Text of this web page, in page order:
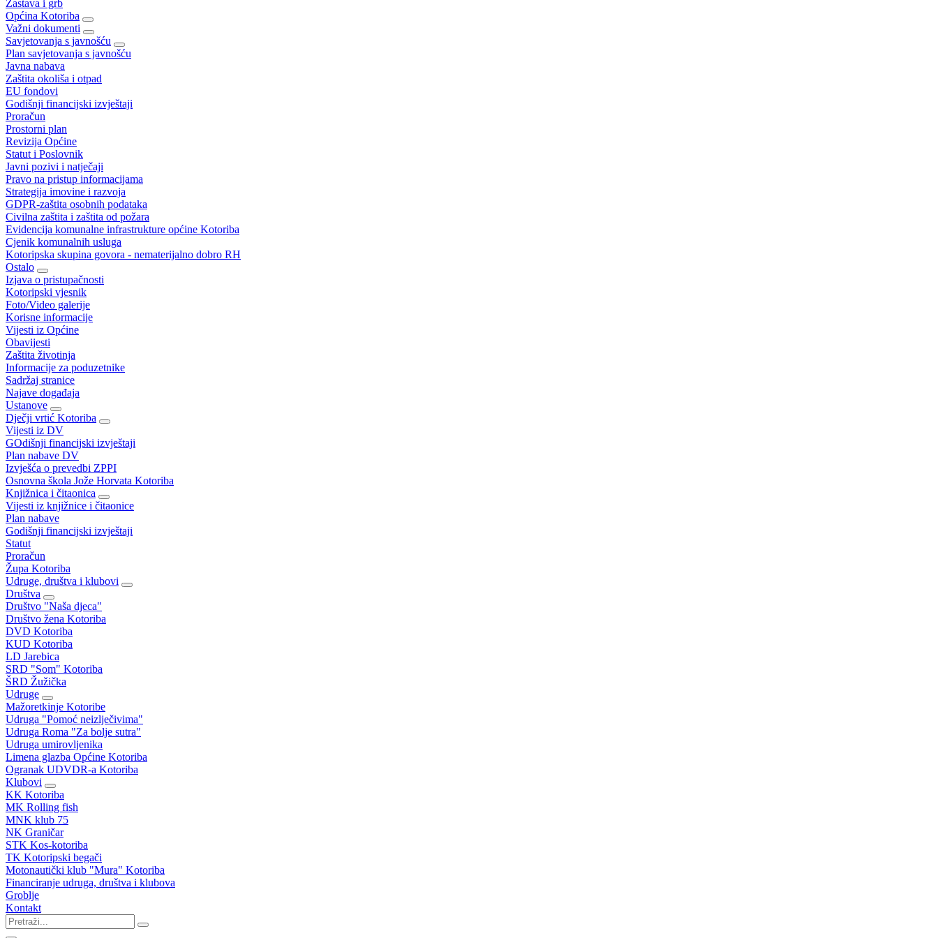
Zastava i grb
Općina Kotoriba
Važni dokumenti
Savjetovanja s javnošću
Plan savjetovanja s javnošću
Javna nabava
Zaštita okoliša i otpad
EU fondovi
Godišnji financijski izvještaji
Proračun
Prostorni plan
Revizija Općine
Statut i Poslovnik
Javni pozivi i natječaji
Pravo na pristup informacijama
Strategija imovine i razvoja
GDPR-zaštita osobnih podataka
Civilna zaštita i zaštita od požara
Evidencija komunalne infrastrukture općine Kotoriba
Cjenik komunalnih usluga
Kotoripska skupina govora - nematerijalno dobro RH
Ostalo
Izjava o pristupačnosti
Kotoripski vjesnik
Foto/Video galerije
Korisne informacije
Vijesti iz Općine
Obavijesti
Zaštita životinja
Informacije za poduzetnike
Sadržaj stranice
Najave događaja
Ustanove
Dječji vrtić Kotoriba
Vijesti iz DV
GOdišnji financijski izvještaji
Plan nabave DV
Izvješća o prevedbi ZPPI
Osnovna škola Jože Horvata Kotoriba
Knjižnica i čitaonica
Vijesti iz knjižnice i čitaonice
Plan nabave
Godišnji financijski izvještaji
Statut
Proračun
Župa Kotoriba
Udruge, društva i klubovi
Društva
Društvo "Naša djeca"
Društvo žena Kotoriba
DVD Kotoriba
KUD Kotoriba
LD Jarebica
SRD "Som" Kotoriba
ŠRD Žužička
Udruge
Mažoretkinje Kotoribe
Udruga "Pomoć neizlječivima"
Udruga Roma "Za bolje sutra"
Udruga umirovljenika
Limena glazba Općine Kotoriba
Ogranak UDVDR-a Kotoriba
Klubovi
KK Kotoriba
MK Rolling fish
MNK klub 75
NK Graničar
STK Kos-kotoriba
TK Kotoripski begači
Motonautički klub "Mura" Kotoriba
Financiranje udruga, društva i klubova
Groblje
Kontakt